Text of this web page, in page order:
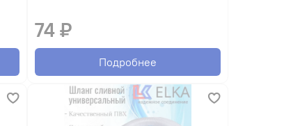
74 ₽
Подробнее